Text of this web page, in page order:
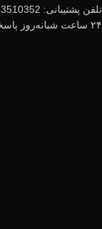
تلفن پشتیبانی: 33510352- ۰۲6
۲۴ ساعت شبانه‌روز پاسخگوی شما هستیم.